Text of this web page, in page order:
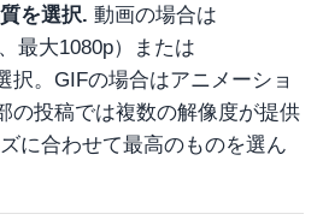
を選択. 動画の場合は
最大1080p）または
択。GIFの場合はアニメーショ
の投稿では複数の解像度が提供
に合わせて最高のものを選ん